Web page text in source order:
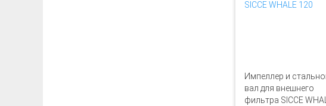
Импеллер и
вал для внешнего
фильтра SICCE